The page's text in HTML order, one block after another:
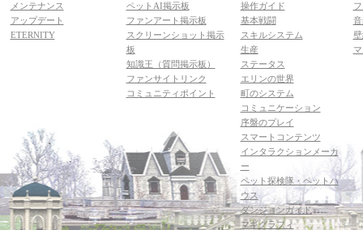
メンテナンス
アップデート
ETERNITY
ペットAI掲示板
ファンアート掲示板
スクリーンショット掲示
板
知識王（質問掲示板）
ファンサイトリンク
コミュニティポイント
操作ガイド
基本戦闘
スキルシステム
生産
ステータス
エリンの世界
町のシステム
コミュニケーション
序盤のプレイ
スマートコンテンツ
インタラクションメーカ
ー
ペット探検隊・ペットハ
ウス
ダンジョンガイド
マギグラフィ